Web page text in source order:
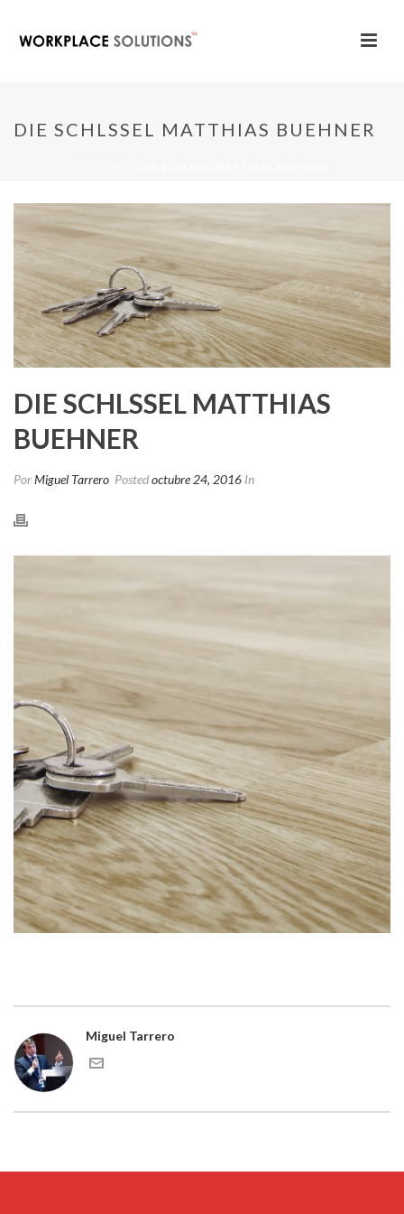
DIE SCHLSSEL MATTHIAS BUEHNER
DIE SCHLSSEL MATTHIAS
BUEHNER
PorMiguel Tarrero Postedoctubre 24, 2016 In
Miguel Tarrero